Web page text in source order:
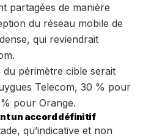
partagées de manière
du réseau mobile de
qui reviendrait
périmètre cible serait
Telecom, 30 % pour
pour Orange.
un accord définitif
qu’indicative et non